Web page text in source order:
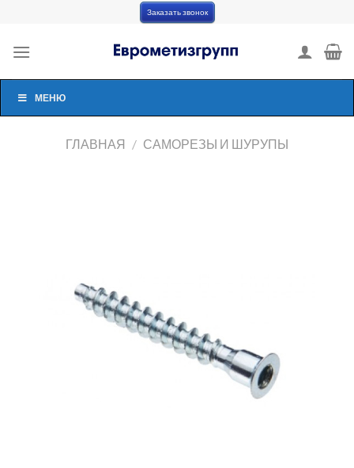
content
Заказать звонок
МЕНЮ
ГЛАВНАЯ / САМОРЕЗЫ И ШУРУПЫ